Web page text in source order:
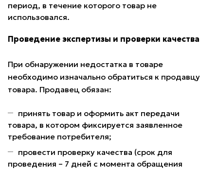
период, в течение которого товар не
использовался.
Проведение экспертизы и проверки качества
При обнаружении недостатка в товаре
необходимо изначально обратиться к продавцу
товара. Продавец обязан:
принять товар и оформить акт передачи
товара, в котором фиксируется заявленное
требование потребителя;
провести проверку качества (срок для
проведения – 7 дней с момента обращения